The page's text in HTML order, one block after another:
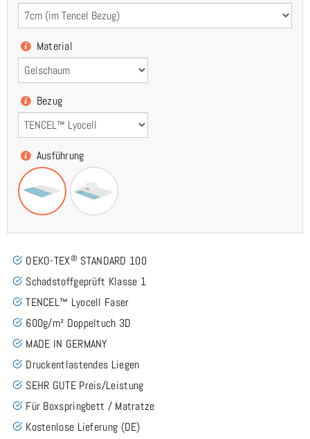
Material
Bezug
Ausführung
OEKO-TEX® STANDARD 100
Schadstoffgeprüft Klasse 1
TENCEL™ Lyocell Faser
600g/m² Doppeltuch 3D
MADE IN GERMANY
Druckentlastendes Liegen
SEHR GUTE Preis/Leistung
Für Boxspringbett / Matratze
Kostenlose Lieferung (DE)